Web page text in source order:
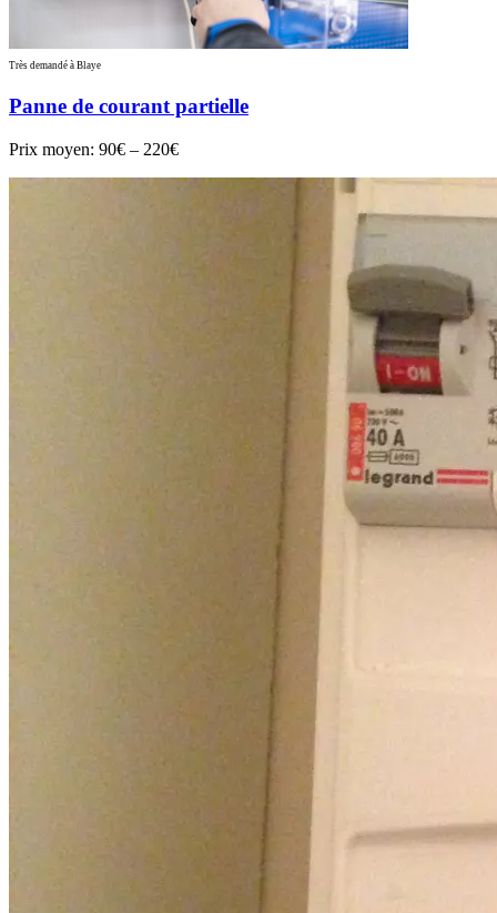
Très demandé à Blaye
Panne de courant partielle
Prix moyen: 90€ – 220€